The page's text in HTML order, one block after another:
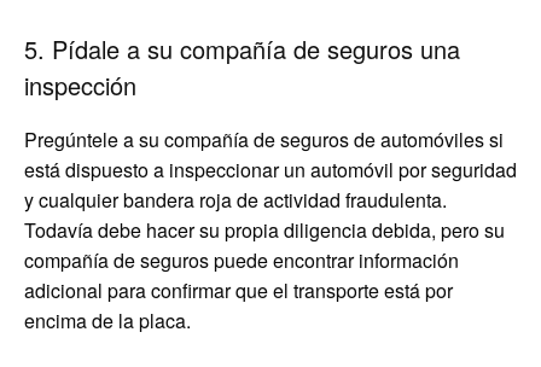
5. Pídale a su compañía de seguros una
inspección
Pregúntele a su compañía de seguros de automóviles si
está dispuesto a inspeccionar un automóvil por seguridad
y cualquier bandera roja de actividad fraudulenta.
Todavía debe hacer su propia diligencia debida, pero su
compañía de seguros puede encontrar información
adicional para confirmar que el transporte está por
encima de la placa.